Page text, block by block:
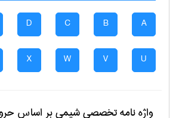
A
B
C
D
U
V
W
X
واژه نامه تخصصیشيمیبر اساس